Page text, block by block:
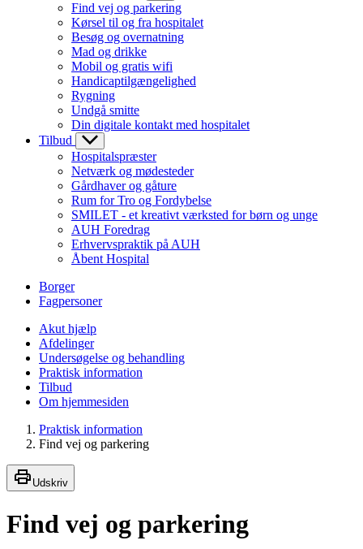
Find vej og parkering
Kørsel til og fra hospitalet
Besøg og overnatning
Mad og drikke
Mobil og gratis wifi
Handicaptilgængelighed
Rygning
Undgå smitte
Din digitale kontakt med hospitalet
Tilbud
Hospitalspræster
Netværk og mødesteder
Gårdhaver og gåture
Rum for Tro og Fordybelse
SMILET - et kreativt værksted for børn og unge
AUH Foredrag
Erhvervspraktik på AUH
Åbent Hospital
Borger
Fagpersoner
Akut hjælp
Afdelinger
Undersøgelse og behandling
Praktisk information
Tilbud
Om hjemmesiden
Praktisk information
Find vej og parkering
Udskriv
Find vej og parkering